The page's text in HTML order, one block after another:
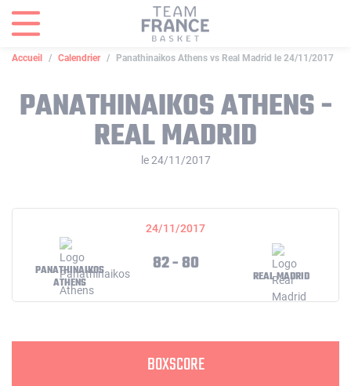
Accueil Calendrier Panathinaikos Athens vs Real Madrid le 24/11/2017
PANATHINAIKOS ATHENS -
REAL MADRID
le 24/11/2017
24/11/2017
PANATHINAIKOS
ATHENS
82 - 80
REAL MADRID
BOXSCORE
Panneau de gestion des cookies